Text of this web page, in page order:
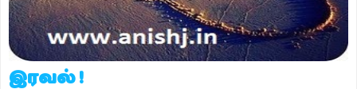
இரவல் !